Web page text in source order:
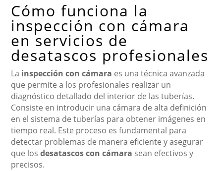
Cómo funciona la
inspección con cámara
en servicios de
desatascos profesionales
La inspección con cámara es una técnica avanzada
que permite a los profesionales realizar un
diagnóstico detallado del interior de las tuberías.
Consiste en introducir una cámara de alta definición
en el sistema de tuberías para obtener imágenes en
tiempo real. Este proceso es fundamental para
detectar problemas de manera eficiente y asegurar
que losdesatascos con cámara sean efectivos y
precisos.